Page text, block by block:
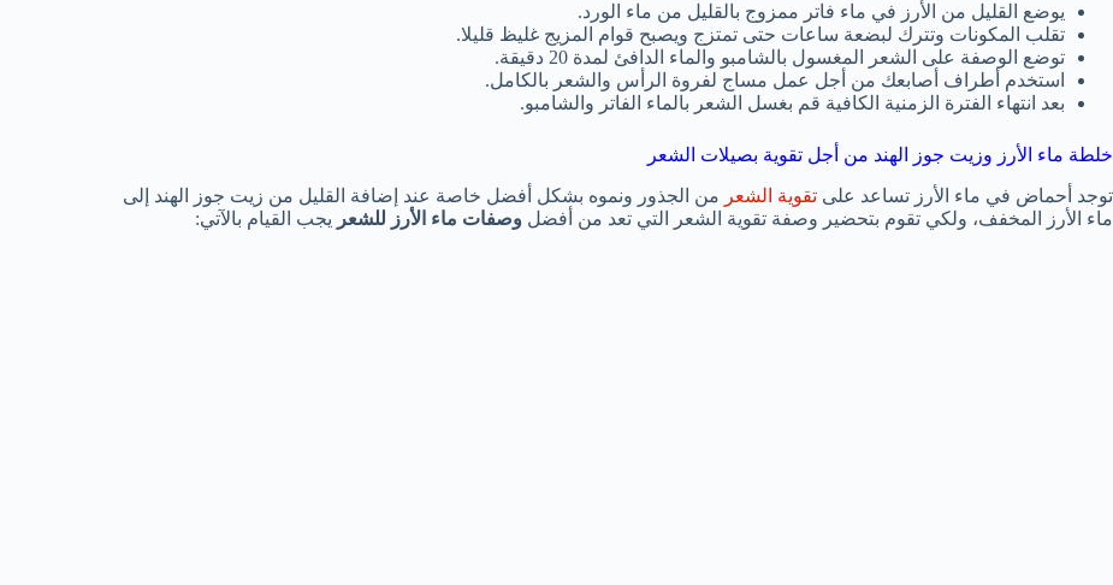
يوضع القليل من الأرز في ماء فاتر ممزوج بالقليل من ماء الورد.
تقلب المكونات وتترك لبضعة ساعات حتى تمتزج ويصبح قوام المزيج غليظ قليلا.
توضع الوصفة على الشعر المغسول بالشامبو والماء الدافئ لمدة 20 دقيقة.
استخدم أطراف أصابعك من أجل عمل مساج لفروة الرأس والشعر بالكامل.
بعد انتهاء الفترة الزمنية الكافية قم بغسل الشعر بالماء الفاتر والشامبو.
خلطة ماء الأرز وزيت جوز الهند من أجل تقوية بصيلات الشعر
توجد أحماض في ماء الأرز تساعد على تقوية الشعر من الجذور ونموه بشكل أفضل خاصة عند إضافة القليل من زيت جوز الهند إلى
ماء الأرز المخفف، ولكي تقوم بتحضير وصفة تقوية الشعر التي تعد من أفضل وصفات ماء الأرز للشعر يجب القيام بالآتي: